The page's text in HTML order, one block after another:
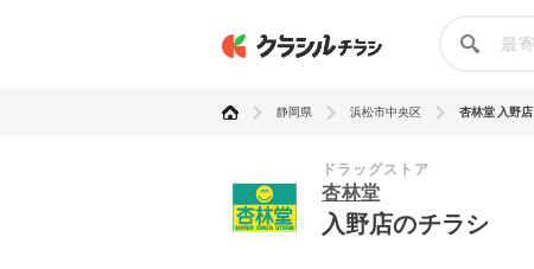
静岡県 浜松市中央区 杏林堂 入野店
ドラッグストア
杏林堂
入野店のチラシ